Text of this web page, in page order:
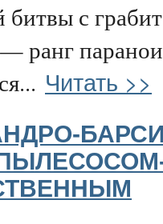
битвы с
ранг
Читать >>